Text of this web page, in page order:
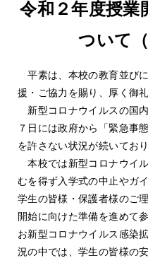
令和２年度授業
ついて
平素は、本校の教育並び
援・ご協力を賜り、厚く御
新型コロナウイルスの国
７日には政府から「緊急事
を許さない状況が続いており
本校では新型コロナウイ
むを得ず入学式の中止やガ
学生の皆様・保護者様のご
開始に向けた準備を進めて
お新型コロナウイルス感染
況の中では、学生の皆様の